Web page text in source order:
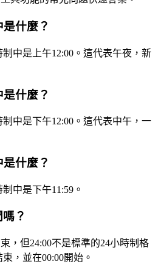
什麼？
制中是上午12:00。這代表午夜，新
什麼？
制中是下午12:00。這代表中午，一
什麼？
中是下午11:59。
？
，但24:00不是標準的24小時制格
，並在00:00開始。